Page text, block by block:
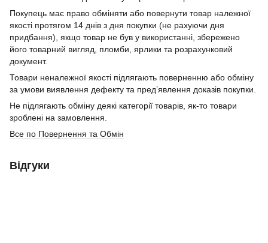
Покупець має право обміняти або повернути товар належної
якості протягом 14 днів з дня покупки (не рахуючи дня
придбання), якщо товар не був у використанні, збережено
його товарний вигляд, пломби, ярлики та розрахунковий
документ.
Товари неналежної якості підлягають поверненню або обміну
за умови виявлення дефекту та пред’явлення доказів покупки.
Не підлягають обміну деякі категорії товарів, як-то товари
зроблені на замовлення.
Все по Повернення та Обмін
Відгуки